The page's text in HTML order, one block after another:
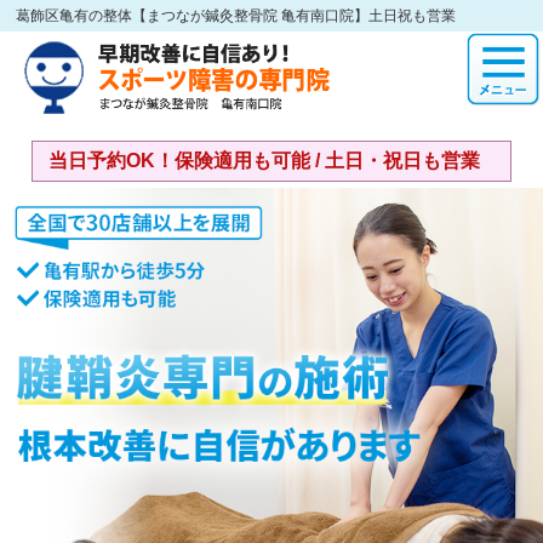
葛飾区亀有の整体【まつなが鍼灸整骨院 亀有南口院】土日祝も営業
当日予約OK！保険適用も可能 / 土日・祝日も営業